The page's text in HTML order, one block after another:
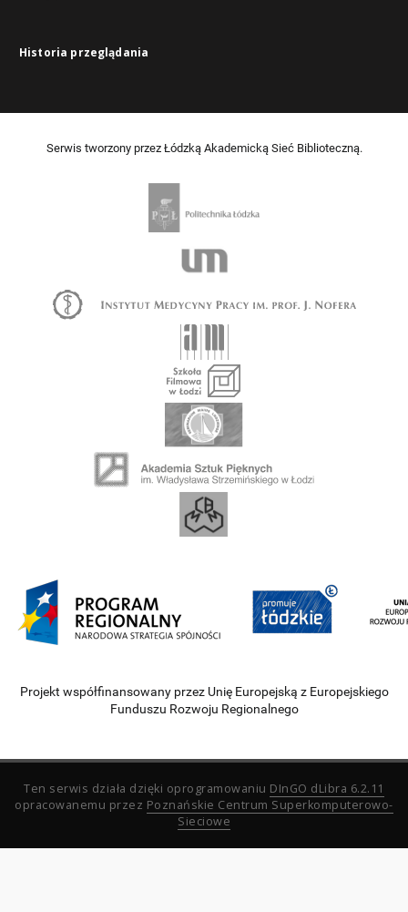
Historia przeglądania
Serwis tworzony przez Łódzką Akademicką Sieć Biblioteczną.
Projekt współfinansowany przez Unię Europejską z Europejskiego
Funduszu Rozwoju Regionalnego
Ten serwis działa dzięki oprogramowaniu DInGO dLibra 6.2.11
opracowanemu przez Poznańskie Centrum Superkomputerowo-
Sieciowe